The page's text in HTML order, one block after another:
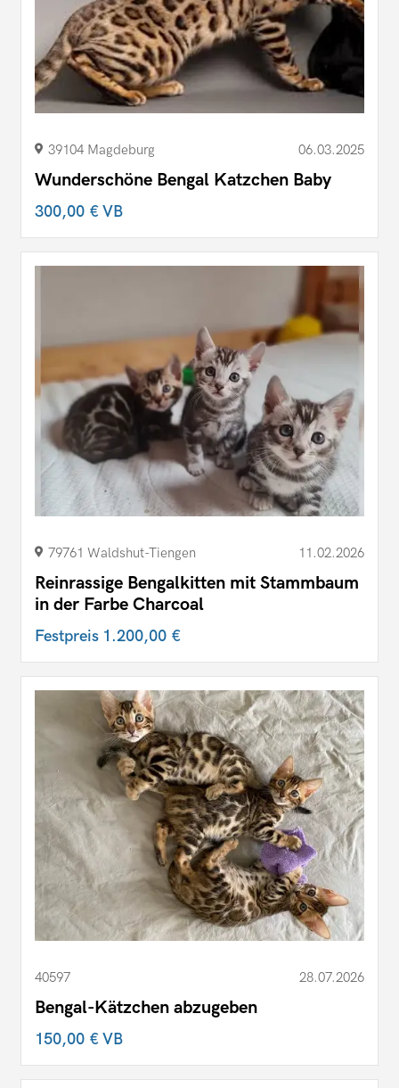
39104 Magdeburg 06.03.2025
Wunderschöne Bengal Katzchen Baby
300,00 €VB
79761 Waldshut-Tiengen 11.02.2026
Reinrassige Bengalkitten mit Stammbaum
in der Farbe Charcoal
Festpreis 1.200,00 €
40597 28.07.2026
Bengal-Kätzchen abzugeben
150,00 €VB